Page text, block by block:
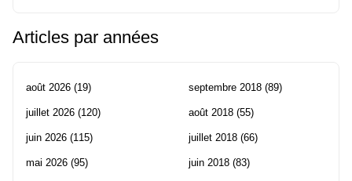
Articles par années
août 2026 (19)
juillet 2026 (120)
juin 2026 (115)
mai 2026 (95)
septembre 2018 (89)
août 2018 (55)
juillet 2018 (66)
juin 2018 (83)